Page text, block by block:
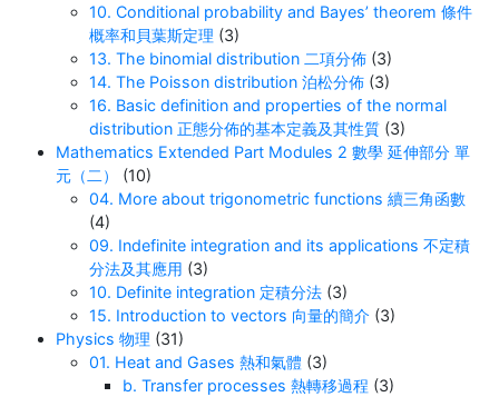
10. Conditional probability and Bayes’ theorem 條件
概率和貝葉斯定理 (3)
13. The binomial distribution 二項分佈 (3)
14. The Poisson distribution 泊松分佈 (3)
16. Basic definition and properties of the normal
distribution 正態分佈的基本定義及其性質 (3)
Mathematics Extended Part Modules 2 數學 延伸部分 單
元（二）
(10)
04. More about trigonometric functions 續三角函數
(4)
09. Indefinite integration and its applications 不定積
分法及其應用 (3)
10. Definite integration 定積分法 (3)
15. Introduction to vectors 向量的簡介 (3)
Physics 物理 (31)
01. Heat and Gases 熱和氣體 (3)
b. Transfer processes 熱轉移過程 (3)